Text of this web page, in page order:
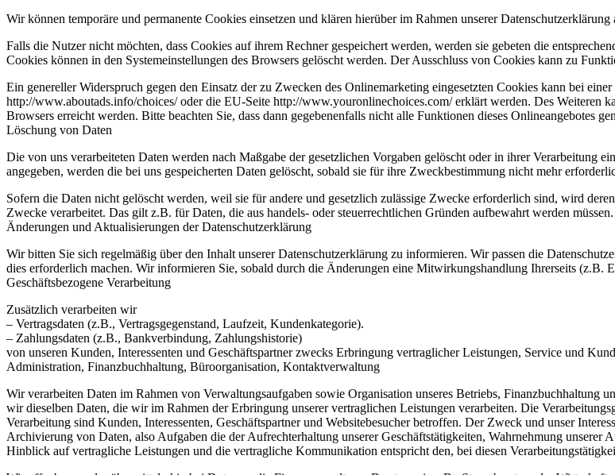
Wir können temporäre und permanente Cookies einsetzen und klären hierüber im Rahmen unserer Datenschutzerklärung
Falls die Nutzer nicht möchten, dass Cookies auf ihrem Rechner gespeichert werden, werden sie gebeten die
Cookies können in den Systemeinstellungen des Browsers gelöscht werden. Der Ausschluss von Cookies kann zu
Ein genereller Widerspruch gegen den Einsatz der zu Zwecken des Onlinemarketing eingesetzten Cookies kann bei
http://www.aboutads.info/choices/ oder die EU-Seite http://www.youronlinechoices.com/ erklärt werden. Des Weiteren
Browsers erreicht werden. Bitte beachten Sie, dass dann gegebenenfalls nicht alle Funktionen dieses Onlineangebotes
Löschung von Daten
Die von uns verarbeiteten Daten werden nach Maßgabe der gesetzlichen Vorgaben gelöscht oder in ihrer Verarbeitung
angegeben, werden die bei uns gespeicherten Daten gelöscht, sobald sie für ihre Zweckbestimmung nicht mehr
Sofern die Daten nicht gelöscht werden, weil sie für andere und gesetzlich zulässige Zwecke erforderlich sind, wird
Zwecke verarbeitet. Das gilt z.B. für Daten, die aus handels- oder steuerrechtlichen Gründen aufbewahrt werden müssen.
Änderungen und Aktualisierungen der Datenschutzerklärung
Wir bitten Sie sich regelmäßig über den Inhalt unserer Datenschutzerklärung zu informieren. Wir passen die
dies erforderlich machen. Wir informieren Sie, sobald durch die Änderungen eine Mitwirkungshandlung Ihrerseits
Geschäftsbezogene Verarbeitung
Zusätzlich verarbeiten wir
– Vertragsdaten (z.B., Vertragsgegenstand, Laufzeit, Kundenkategorie).
– Zahlungsdaten (z.B., Bankverbindung, Zahlungshistorie)
von unseren Kunden, Interessenten und Geschäftspartner zwecks Erbringung vertraglicher Leistungen, Service und
Administration, Finanzbuchhaltung, Büroorganisation, Kontaktverwaltung
Wir verarbeiten Daten im Rahmen von Verwaltungsaufgaben sowie Organisation unseres Betriebs,
wir dieselben Daten, die wir im Rahmen der Erbringung unserer vertraglichen Leistungen verarbeiten. Die
Verarbeitung sind Kunden, Interessenten, Geschäftspartner und Websitebesucher betroffen. Der Zweck und unser
Archivierung von Daten, also Aufgaben die der Aufrechterhaltung unserer Geschäftstätigkeiten, Wahrnehmung
Hinblick auf vertragliche Leistungen und die vertragliche Kommunikation entspricht den, bei diesen